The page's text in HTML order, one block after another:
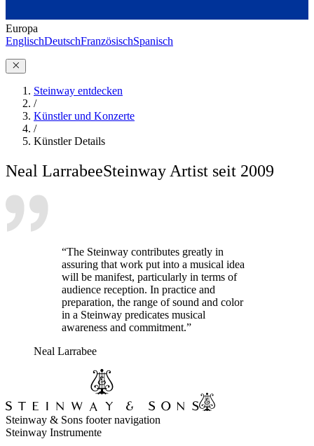
Europa
EnglischDeutschFranzösischSpanisch
Steinway entdecken
/
Künstler und Konzerte
/
Künstler Details
Neal LarrabeeSteinway Artist seit 2009
“The Steinway contributes greatly in
assuring that work put into a musical idea
will be manifest, particularly in terms of
audience reception. In practice and
preparation, the range of sound and color
in a Steinway predicates musical
awareness and commitment.”
Neal Larrabee
Steinway & Sons footer navigation
Steinway Instrumente